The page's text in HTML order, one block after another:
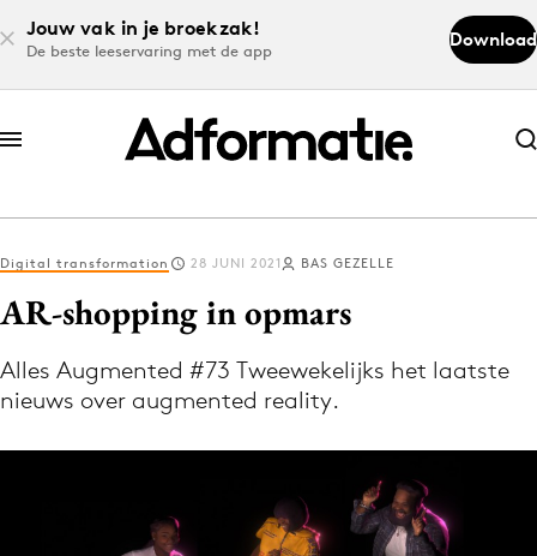
Jouw vak in je broekzak!
De beste leeservaring met de app
Download
Abonneer nu
Abonneer nu
Log in
Download de app
Volg het laatste nieuws via de Adformatie
Digital transformation 28 JUNI 2021 BAS GEZELLE
AR-shopping in opmars
Alles Augmented #73 Tweewekelijks het laatste
nieuws over augmented reality.